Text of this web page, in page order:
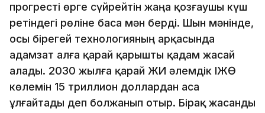
прогресті өрге сүйрейтін жаңа қозғаушы күш
ретіндегі рөліне баса мән берді. Шын мәнінде,
осы бірегей технологияның арқасында
адамзат алға қарай қарышты қадам жасай
алады. 2030 жылға қарай ЖИ әлемдік ІЖӨ
көлемін 15 триллион доллардан аса
ұлғайтады деп болжанып отыр. Бірақ жасанды